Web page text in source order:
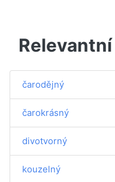
čarodějný
čarokrásný
divotvorný
kouzelný